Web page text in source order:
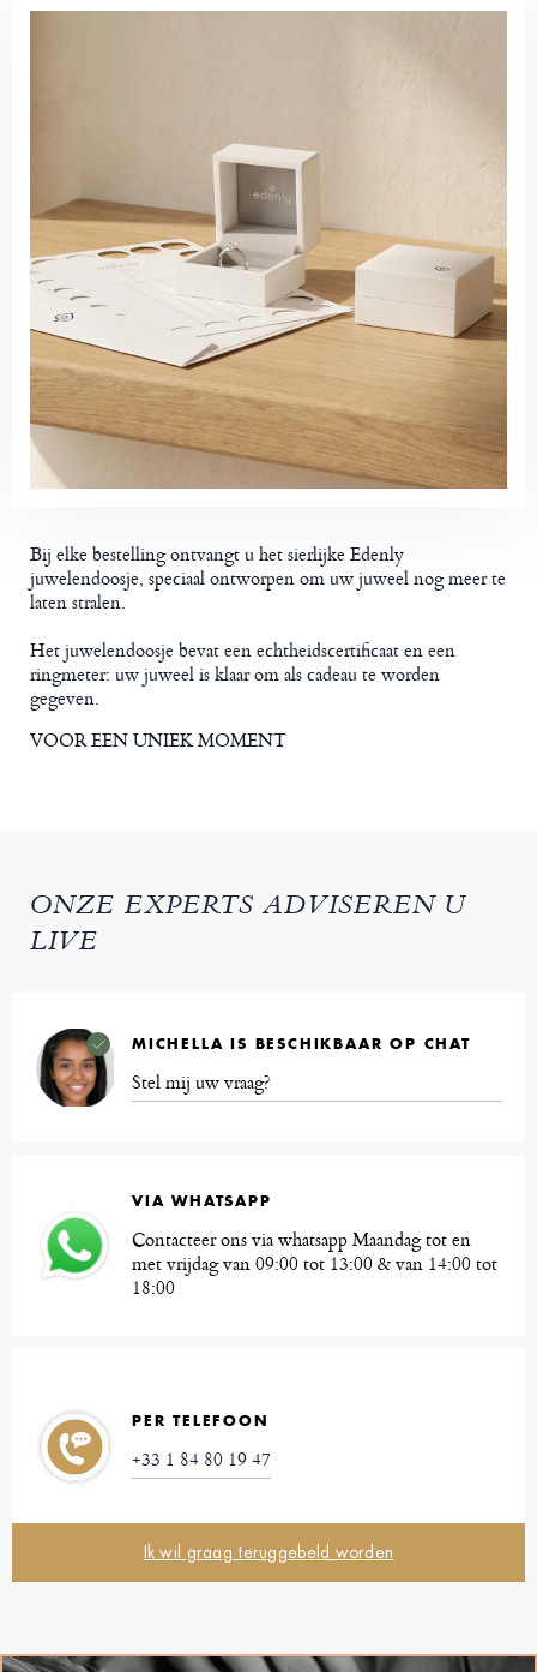
Bij elke bestelling ontvangt u het sierlijke Edenly
juwelendoosje, speciaal ontworpen om uw juweel nog meer te
laten stralen.
Het juwelendoosje bevat een echtheidscertificaat en een
ringmeter: uw juweel is klaar om als cadeau te worden
gegeven.
VOOR EEN UNIEK MOMENT
ONZE EXPERTS ADVISEREN U
LIVE
MICHELLA IS BESCHIKBAAR OP CHAT
Stel mij uw vraag?
VIA WHATSAPP
Contacteer ons via whatsapp Maandag tot en
met vrijdag van 09:00 tot 13:00 & van 14:00 tot
18:00
PER TELEFOON
+33 1 84 80 19 47
Ik wil graag teruggebeld worden